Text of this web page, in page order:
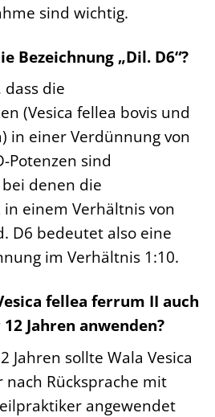
sind wichtig.
Bezeichnung „Dil. D6“?
dass die
(Vesica fellea bovis und
in einer Verdünnung von
Potenzen sind
denen die
in einem Verhältnis von
D6 bedeutet also eine
im Verhältnis 1:10.
fellea ferrum II auch
Jahren anwenden?
Jahren sollte Wala Vesica
Rücksprache mit
angewendet